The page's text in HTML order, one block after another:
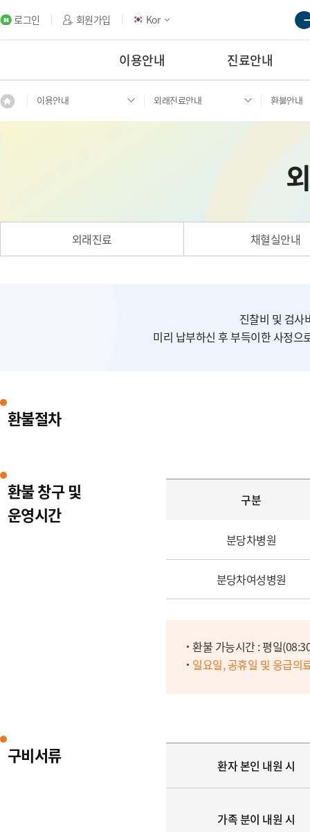
로그인 회원가입 Kor
이용안내 진료안내
이용안내 외래진료안내 환불안내
외래진료 채혈실안내
진찰비 및 검사
미리 납부하신 후 부득이한 사정으
환불절차
환불 창구 및
운영시간
구분
분당차병원
분당차여성병원
환불 가능시간 : 평일
일요일, 공휴일 및 응급의
구비서류 환자 본인 내원 시
가족 분이 내원 시